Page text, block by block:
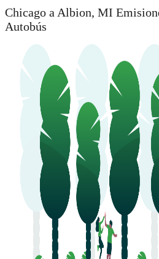
Chicago a Albion, MI
Autobús